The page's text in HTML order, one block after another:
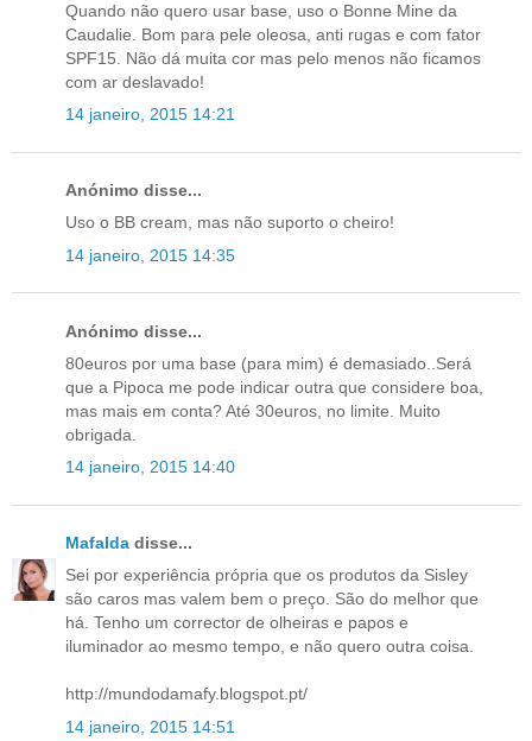
Quando não quero usar base, uso o Bonne Mine da
Caudalie. Bom para pele oleosa, anti rugas e com fator
SPF15. Não dá muita cor mas pelo menos não ficamos
com ar deslavado!
14 janeiro, 2015 14:21
Anónimo disse...
Uso o BB cream, mas não suporto o cheiro!
14 janeiro, 2015 14:35
Anónimo disse...
80euros por uma base (para mim) é demasiado..Será
que a Pipoca me pode indicar outra que considere boa,
mas mais em conta? Até 30euros, no limite. Muito
obrigada.
14 janeiro, 2015 14:40
Mafalda disse...
Sei por experiência própria que os produtos da Sisley
são caros mas valem bem o preço. São do melhor que
há. Tenho um corrector de olheiras e papos e
iluminador ao mesmo tempo, e não quero outra coisa.
http://mundodamafy.blogspot.pt/
14 janeiro, 2015 14:51